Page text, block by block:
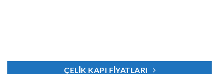
ÇELIK KAPI FIYATLARI